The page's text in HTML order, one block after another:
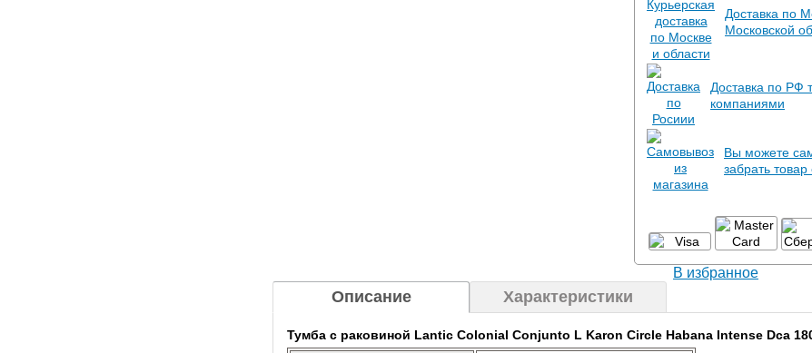
Доставка по
Московской
Доставка по РФ
компаниями
Вы можете
забрать товар
В избранное
Описание Характеристики
Тумба с раковиной Lantic Colonial Conjunto L Karon Circle Habana Intense Dca